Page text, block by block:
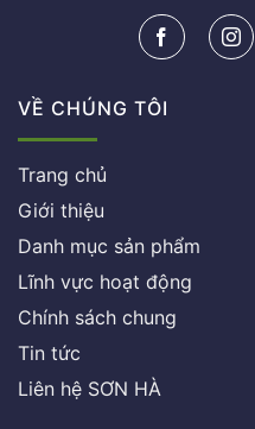
VỀ CHÚNG TÔI
Trang chủ
Giới thiệu
Danh mục sản phẩm
Lĩnh vực hoạt động
Chính sách chung
Tin tức
Liên hệ SƠN HÀ